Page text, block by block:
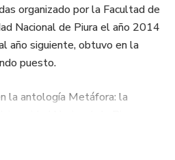
organizado por la Facultad de
Nacional de Piura el año 2014
año siguiente, obtuvo en la
puesto.
la antología Metáfora: la
como “Séptimo ensayo”,